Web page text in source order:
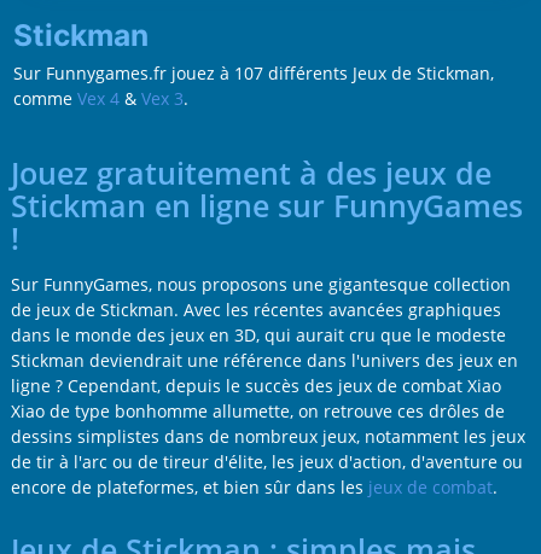
Stickman
Sur Funnygames.fr jouez à 107 différents Jeux de Stickman,
comme Vex 4& Vex 3.
Jouez gratuitement à des jeux de
Stickman en ligne sur FunnyGames
!
Sur FunnyGames, nous proposons une gigantesque collection
de jeux de Stickman. Avec les récentes avancées graphiques
dans le monde des jeux en 3D, qui aurait cru que le modeste
Stickman deviendrait une référence dans l'univers des jeux en
ligne ? Cependant, depuis le succès des jeux de combat Xiao
Xiao de type bonhomme allumette, on retrouve ces drôles de
dessins simplistes dans de nombreux jeux, notamment les jeux
de tir à l'arc ou de tireur d'élite, les jeux d'action, d'aventure ou
encore de plateformes, et bien sûr dans les jeux de combat.